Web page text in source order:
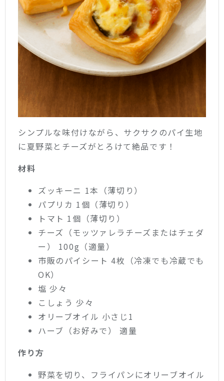
シンプルな味付けながら、サクサクのパイ生地
に夏野菜とチーズがとろけて絶品です！
材料
ズッキーニ 1本（薄切り）
パプリカ 1個（薄切り）
トマト 1個（薄切り）
チーズ（モッツァレラチーズまたはチェダ
ー） 100g（適量）
市販のパイシート 4枚（冷凍でも冷蔵でも
OK）
塩 少々
こしょう 少々
オリーブオイル 小さじ1
ハーブ（お好みで） 適量
作り方
野菜を切り、フライパンにオリーブオイル